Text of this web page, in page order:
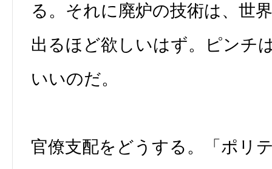
る。それに廃炉の技術は、世
出るほど欲しいはず。ピンチ
いいのだ。
官僚支配をどうする。「ポリ